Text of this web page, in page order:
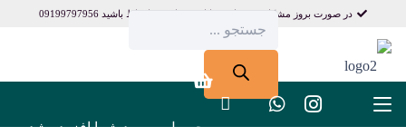
در صورت بروز مشکل در پرداخت با این شماره در ارتباط باشید 09199797956
Products
search
محصولبه سبد شما افزوده شد.